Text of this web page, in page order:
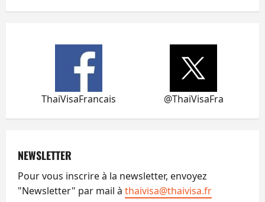
ThaiVisaFrancais @ThaiVisaFra
NEWSLETTER
Pour vous inscrire à la newsletter, envoyez
"Newsletter" par mail à thaivisa@thaivisa.fr